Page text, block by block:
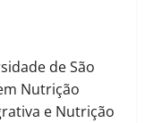
de São
Nutrição
e Nutrição